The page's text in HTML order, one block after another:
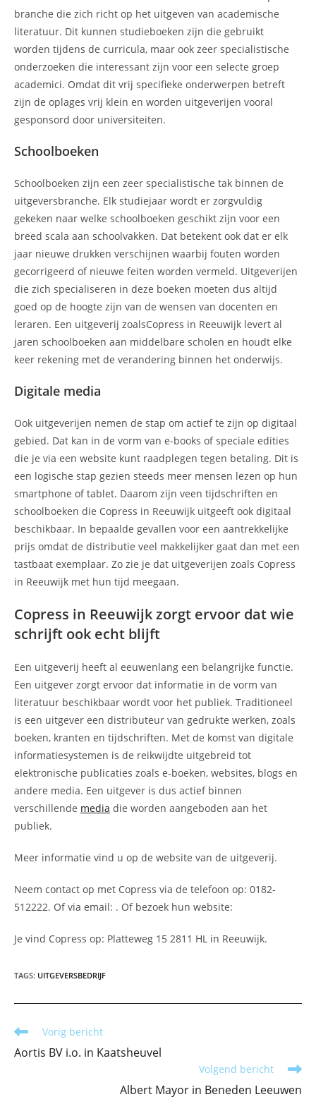
branche die zich richt op het uitgeven van academische
literatuur. Dit kunnen studieboeken zijn die gebruikt
worden tijdens de curricula, maar ook zeer specialistische
onderzoeken die interessant zijn voor een selecte groep
academici. Omdat dit vrij specifieke onderwerpen betreft
zijn de oplages vrij klein en worden uitgeverijen vooral
gesponsord door universiteiten.
Schoolboeken
Schoolboeken zijn een zeer specialistische tak binnen de
uitgeversbranche. Elk studiejaar wordt er zorgvuldig
gekeken naar welke schoolboeken geschikt zijn voor een
breed scala aan schoolvakken. Dat betekent ook dat er elk
jaar nieuwe drukken verschijnen waarbij fouten worden
gecorrigeerd of nieuwe feiten worden vermeld. Uitgeverijen
die zich specialiseren in deze boeken moeten dus altijd
goed op de hoogte zijn van de wensen van docenten en
leraren. Een uitgeverij zoalsCopress in Reeuwijk levert al
jaren schoolboeken aan middelbare scholen en houdt elke
keer rekening met de verandering binnen het onderwijs.
Digitale media
Ook uitgeverijen nemen de stap om actief te zijn op digitaal
gebied. Dat kan in de vorm van e-books of speciale edities
die je via een website kunt raadplegen tegen betaling. Dit is
een logische stap gezien steeds meer mensen lezen op hun
smartphone of tablet. Daarom zijn veen tijdschriften en
schoolboeken die Copress in Reeuwijk uitgeeft ook digitaal
beschikbaar. In bepaalde gevallen voor een aantrekkelijke
prijs omdat de distributie veel makkelijker gaat dan met een
tastbaat exemplaar. Zo zie je dat uitgeverijen zoals Copress
in Reeuwijk met hun tijd meegaan.
Copress in Reeuwijk zorgt ervoor dat wie
schrijft ook echt blijft
Een uitgeverij heeft al eeuwenlang een belangrijke functie.
Een uitgever zorgt ervoor dat informatie in de vorm van
literatuur beschikbaar wordt voor het publiek. Traditioneel
is een uitgever een distributeur van gedrukte werken, zoals
boeken, kranten en tijdschriften. Met de komst van digitale
informatiesystemen is de reikwijdte uitgebreid tot
elektronische publicaties zoals e-boeken, websites, blogs en
andere media. Een uitgever is dus actief binnen
verschillende media die worden aangeboden aan het
publiek.
Meer informatie vind u op de website van de uitgeverij.
Neem contact op met Copress via de telefoon op: 0182-
512222. Of via email: . Of bezoek hun website:
Je vind Copress op: Platteweg 15 2811 HL in Reeuwijk.
TAGS: UITGEVERSBEDRIJF
Lees
artikelen
Vorig bericht
Aortis BV i.o. in Kaatsheuvel
Volgend bericht
Albert Mayor in Beneden Leeuwen